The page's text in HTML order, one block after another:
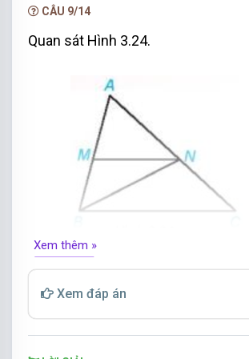
CÂU 9/14
Quan sát Hình 3.24.
a) Tìm một góc ở vị trí so le trong
c) Kể tên một cặp góc trong cùng
Xem thêm »
Xem đáp án